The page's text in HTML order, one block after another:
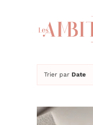
Trier par Date